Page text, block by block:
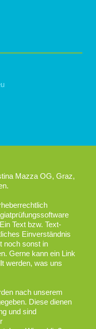
Mazza OG, Graz,
Text bzw. Text-
Einverständnis
noch sonst in
Gerne kann ein Link
werden, was uns
nach unserem
Diese dienen
und sind